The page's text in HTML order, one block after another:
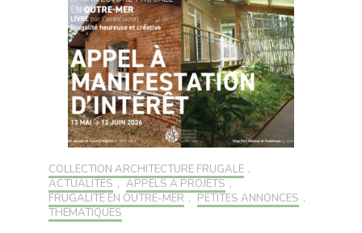
COLLECTION ARCHITECTURE FRUGALE ,
ACTUALITÉS , APPELS À PROJETS ,
FRUGALITÉ EN OUTRE-MER , PETITES ANNONCES ,
THÉMATIQUES